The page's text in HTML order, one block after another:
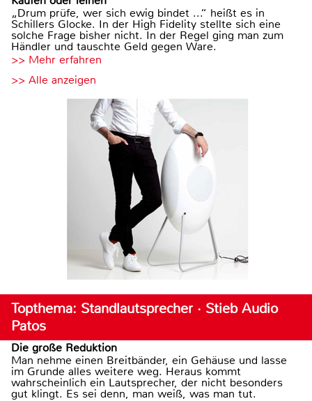
„Drum prüfe, wer sich ewig bindet ...“ heißt es in
Schillers Glocke. In der High Fidelity stellte sich eine
solche Frage bisher nicht. In der Regel ging man zum
Händler und tauschte Geld gegen Ware.
>> Mehr erfahren
>> Alle anzeigen
Topthema: Standlautsprecher · Stieb Audio
Patos
Die große Reduktion
Man nehme einen Breitbänder, ein Gehäuse und lasse
im Grunde alles weitere weg. Heraus kommt
wahrscheinlich ein Lautsprecher, der nicht besonders
gut klingt. Es sei denn, man weiß, was man tut.